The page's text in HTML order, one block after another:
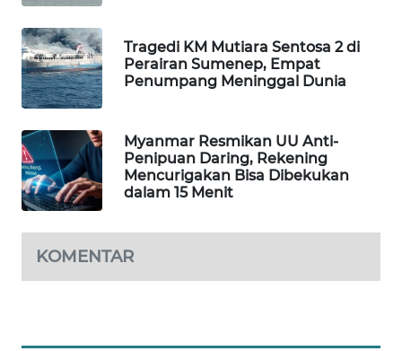
Tragedi KM Mutiara Sentosa 2 di
Perairan Sumenep, Empat
Penumpang Meninggal Dunia
Myanmar Resmikan UU Anti-
Penipuan Daring, Rekening
Mencurigakan Bisa Dibekukan
dalam 15 Menit
KOMENTAR
FORJASIDA
TAMBANG
NEWS
SITUNGIR
NEWS
NEWS